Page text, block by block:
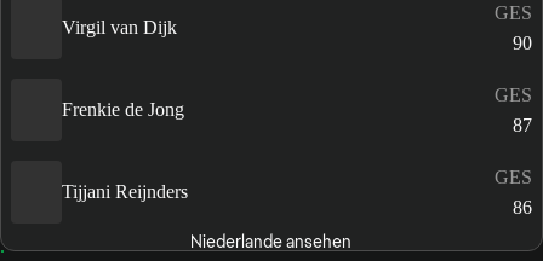
Virgil van Dijk
GES
90
Frenkie de Jong
GES
87
Tijjani Reijnders
GES
86
Niederlande ansehen